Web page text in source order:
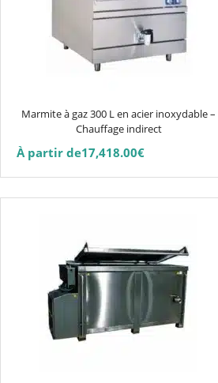
Marmite à gaz 300 L en acier inoxydable –
Chauffage indirect
À partir de17,418.00€
produit